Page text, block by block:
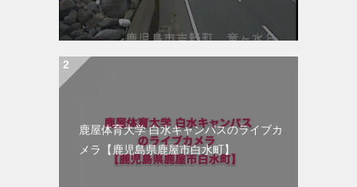
鹿屋体育大学 白水キャンパスのライブカ
メラ【鹿児島県鹿屋市白水町】